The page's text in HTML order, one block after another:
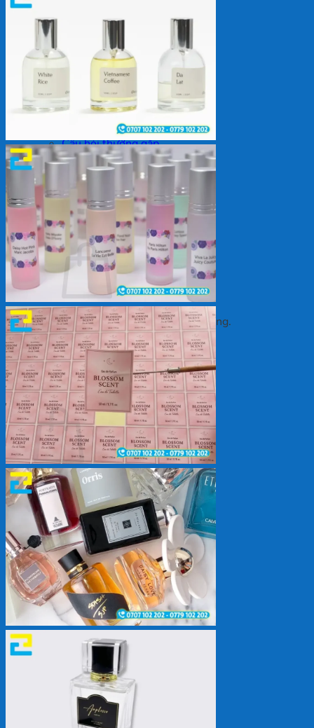
In Tem Nhãn
Tin tức
Tin Tức In Kỹ Thuật Số
Tin Tức In UV
Tin tức công ty
Tuyển dụng
Câu hỏi thường gặp
Liên hệ
Tìm
kiếm:
Giỏ hàng /
Chưa có sản phẩm trong giỏ hàng.
Quay trở lại cửa hàng
Giỏ hàng
Chưa có sản phẩm trong giỏ hàng.
Quay trở lại cửa hàng